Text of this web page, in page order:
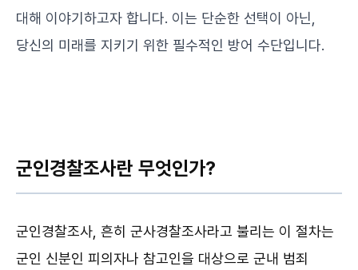
대해 이야기하고자 합니다. 이는 단순한 선택이 아닌,
당신의 미래를 지키기 위한 필수적인 방어 수단입니다.
군인경찰조사란 무엇인가?
군인경찰조사, 흔히 군사경찰조사라고 불리는 이 절차는
군인 신분인 피의자나 참고인을 대상으로 군내 범죄